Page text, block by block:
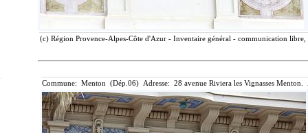
(c) Région Provence-Alpes-Côte d'Azur - Inventaire général - communication
Commune: Menton (Dép.06) Adresse: 28 avenue Riviera les Vignasses